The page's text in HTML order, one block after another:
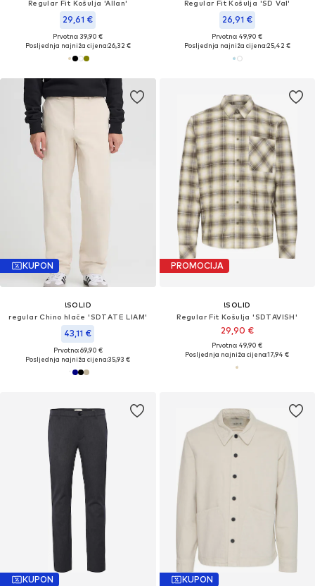
Regular Fit Košulja 'Allan'
29,61 €
Prvotno: 39,90 €
Posljednja najniža cijena:26,32 €
Regular Fit Košulja 'SD Val'
26,91 €
Prvotno: 49,90 €
Posljednja najniža cijena:25,42 €
KUPON
!SOLID
regular Chino hlače 'SDTATE LIAM'
43,11 €
Prvotno: 69,90 €
Posljednja najniža cijena:35,93 €
PROMOCIJA
!SOLID
Regular Fit Košulja 'SDTAVISH'
29,90 €
Prvotno: 49,90 €
Posljednja najniža cijena:17,94 €
KUPON KUPON